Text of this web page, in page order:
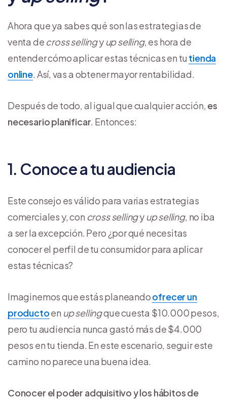
Ahora que ya sabes qué son las estrategias de
venta de cross sellingy up selling, es hora de
entender cómo aplicar estas técnicas en tu tienda
online. Así, vas a obtener mayor rentabilidad.
Después de todo, al igual que cualquier acción, es
necesario planificar. Entonces:
1. Conoce a tu audiencia
Este consejo es válido para varias estrategias
comerciales y, con cross sellingy up selling, no iba
a ser la excepción. Pero ¿por qué necesitas
conocer el perfil de tu consumidor para aplicar
estas técnicas?
Imaginemos que estás planeandoofrecer un
productoen up sellingque cuesta $10.000 pesos,
pero tu audiencia nunca gastó más de $4.000
pesos en tu tienda. En este escenario, seguir este
camino no parece una buena idea.
Conocer el poder adquisitivo y los hábitos de